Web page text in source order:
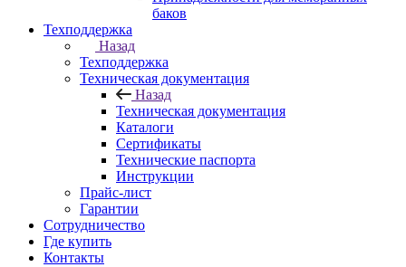
баков
Техподдержка
Назад
Техподдержка
Техническая документация
Назад
Техническая документация
Каталоги
Сертификаты
Технические паспорта
Инструкции
Прайс-лист
Гарантии
Сотрудничество
Где купить
Контакты